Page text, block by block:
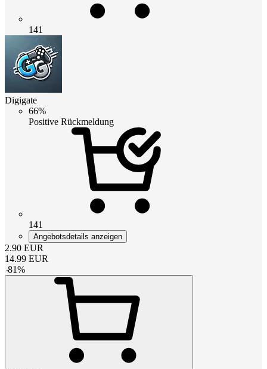
141
Digigate
66%
Positive Rückmeldung
141
Angebotsdetails anzeigen
2.90 EUR
14.99 EUR
-81%